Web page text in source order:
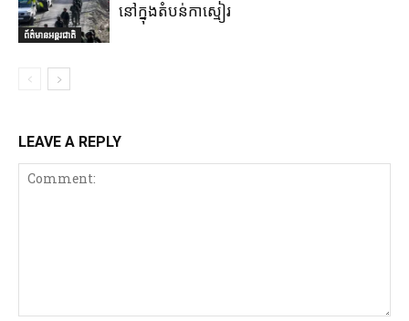
ព័ត៌មានអន្តរជាតិ
នៅក្នុងតំបន់កាស្មៀរ
LEAVE A REPLY